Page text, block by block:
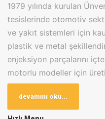
1979 yılında kurulan
tesislerinde otomotiv
ve yakıt sistemleri için
plastik ve metal
enjeksiyon parçalarını
motorlu modeller için
Bugün Bursa Kayapa OSB
olmak üzere 2 farklı
devamını oku...